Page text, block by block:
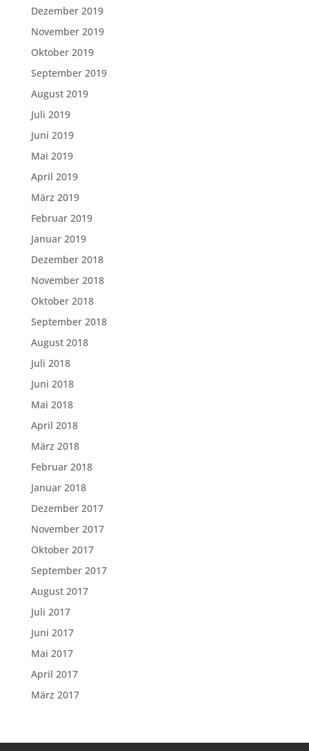
Dezember 2019
November 2019
Oktober 2019
September 2019
August 2019
Juli 2019
Juni 2019
Mai 2019
April 2019
März 2019
Februar 2019
Januar 2019
Dezember 2018
November 2018
Oktober 2018
September 2018
August 2018
Juli 2018
Juni 2018
Mai 2018
April 2018
März 2018
Februar 2018
Januar 2018
Dezember 2017
November 2017
Oktober 2017
September 2017
August 2017
Juli 2017
Juni 2017
Mai 2017
April 2017
März 2017